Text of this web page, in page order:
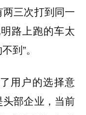
三次打到同一
路上跑的车太
到”。
用户的选择意
部企业，当前